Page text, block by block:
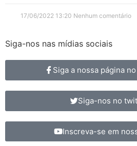
17/06/2022 13:20 Nenhum comentário
Siga-nos nas mídias sociais
Siga a nossa página
Siga-nos no
Inscreva-se em